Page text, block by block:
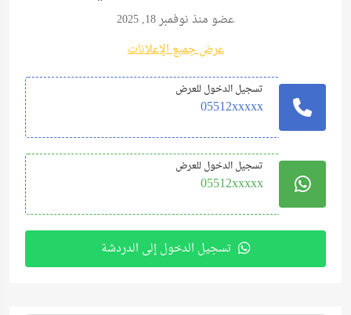
عضو منذ نوفمبر 18, 2025
عرض جميع الإعلانات
تسجيل الدخول للعرض
05512xxxxx
تسجيل الدخول للعرض
05512xxxxx
تسجيل الدخول إلى الدردشة